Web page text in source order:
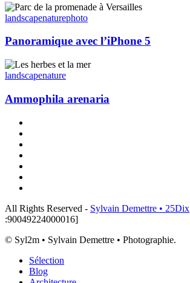
Panoramique
avec
5
landscapenaturephoto
Panoramique avec l’iPhone 5
Ammophila
arenaria
landscapenature
Ammophila arenaria
All Rights Reserved - Sylvain Demettre • 25Dix
:90049224000016]
© Syl2m • Sylvain Demettre • Photographie.
Close
Menu
Sélection
Blog